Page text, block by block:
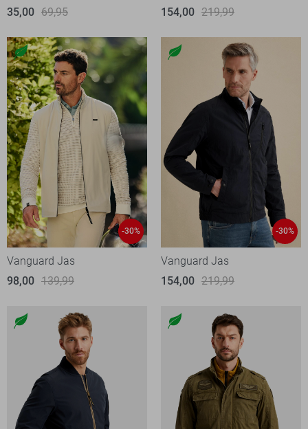
35,00 69,95
154,00 219,99
-30%
Vanguard Jas
98,00 139,99
-30%
Vanguard Jas
154,00 219,99